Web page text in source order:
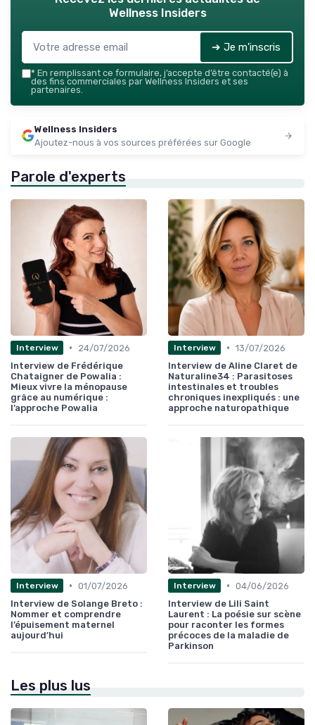
Wellness Insiders
➔ Je m'inscris
* En remplissant ce formulaire, j’accepte d’être contacté(e) à
des fins commerciales par Wellness Insiders et ses
partenaires.
Wellness Insiders
Ajoutez-nous à vos sources préférées sur Google
Parole d'experts
Interview •
24/07/2026
Interview de Frédérique
Chataigner de Powalia :
Mieux vivre la ménopause
grâce au numérique :
l’approche Powalia
Interview • 13/07/2026
Interview de Aline Claret de
Naturaline34 : Parasitoses
intestinales et troubles
chroniques inexpliqués : une
approche naturopathique
Interview • 01/07/2026
Interview de Solange Breto :
Nommer et comprendre
l’épuisement maternel
aujourd’hui
Interview • 04/06/2026
Interview de Lili Saint
Laurent : La poésie sur scène
pour raconter les formes
précoces de la maladie de
Parkinson
Les plus lus